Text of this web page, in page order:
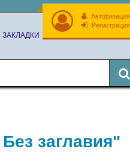
Авторизация
Регистрация
ЗАКЛАДКИ
заглавия"